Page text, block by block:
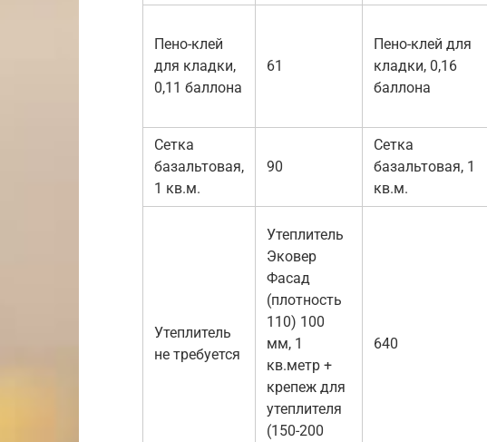
Пено-клей
для кладки,
0,11 баллона
61
Пено-клей для
кладки, 0,16
баллона
Сетка
базальтовая,
1 кв.м.
90
Сетка
базальтовая, 1
кв.м.
Утеплитель
не требуется
Утеплитель
Эковер
Фасад
(плотность
110) 100
мм, 1
кв.метр +
крепеж для
утеплителя
(150-200
640